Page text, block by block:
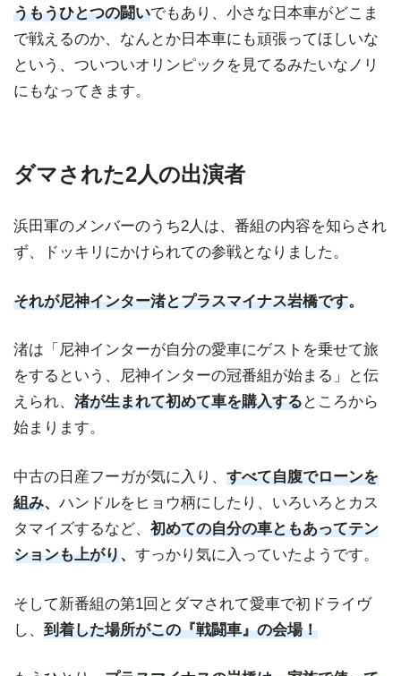
うもうひとつの闘いでもあり、小さな日本車がどこま
で戦えるのか、なんとか日本車にも頑張ってほしいな
という、ついついオリンピックを見てるみたいなノリ
にもなってきます。
ダマされた2人の出演者
浜田軍のメンバーのうち2人は、番組の内容を知らされ
ず、ドッキリにかけられての参戦となりました。
それが尼神インター渚とプラスマイナス岩橋です。
渚は「尼神インターが自分の愛車にゲストを乗せて旅
をするという、尼神インターの冠番組が始まる」と伝
えられ、 渚が生まれて初めて車を購入するところから
始まります。
中古の日産フーガが気に入り、 すべて自腹でローンを
組み、 ハンドルをヒョウ柄にしたり、いろいろとカス
タマイズするなど、 初めての自分の車ともあってテン
ションも上がり、 すっかり気に入っていたようです。
そして新番組の第1回とダマされて愛車で初ドライヴ
し、 到着した場所がこの『戦闘車』の会場！